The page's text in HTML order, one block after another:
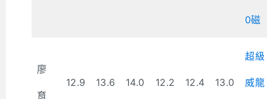
0磁
廖
育
12.9 13.6 14.0 12.2 12.4 13.0
超級
威龍